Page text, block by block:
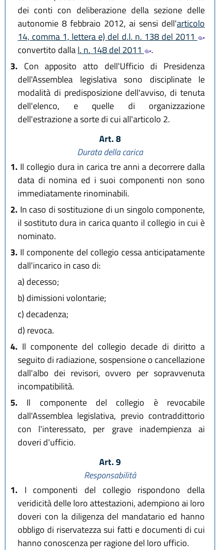
dei conti con deliberazione della sezione delle
autonomie 8 febbraio 2012, ai sensi dell'articolo
14, comma 1, lettera e) del d.l. n. 138 del 2011
convertito dallal. n. 148 del 2011
.
3. Con apposito atto dell'Ufficio di Presidenza
dell'Assemblea legislativa sono disciplinate le
modalità di predisposizione dell'avviso, di tenuta
dell'elenco, e quelle di organizzazione
dell'estrazione a sorte di cui all'articolo 2.
Art. 8
Durata della carica
1. Il collegio dura in carica tre anni a decorrere dalla
data di nomina ed i suoi componenti non sono
immediatamente rinominabili.
2. In caso di sostituzione di un singolo componente,
il sostituto dura in carica quanto il collegio in cui è
nominato.
3. Il componente del collegio cessa anticipatamente
dall'incarico in caso di:
a) decesso;
b) dimissioni volontarie;
c) decadenza;
d) revoca.
4. Il componente del collegio decade di diritto a
seguito di radiazione, sospensione o cancellazione
dall'albo dei revisori, ovvero per sopravvenuta
incompatibilità.
5. Il componente del collegio è revocabile
dall'Assemblea legislativa, previo contraddittorio
con l'interessato, per grave inadempienza ai
doveri d'ufficio.
Art. 9
Responsabilità
1. I componenti del collegio rispondono della
veridicità delle loro attestazioni, adempiono ai loro
doveri con la diligenza del mandatario ed hanno
obbligo di riservatezza sui fatti e documenti di cui
hanno conoscenza per ragione del loro ufficio.